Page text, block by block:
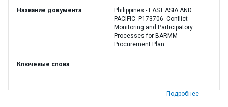
Название документа
Philippines - EAST ASIA AND
PACIFIC- P173706- Conflict
Monitoring and Participatory
Processes for BARMM -
Procurement Plan
Ключевые слова
Подробнее